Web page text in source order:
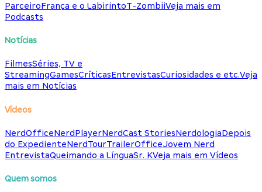
ParceiroFrança e o LabirintoT-ZombiiVeja mais em
Podcasts
Notícias
FilmesSéries, TV e
StreamingGamesCríticasEntrevistasCuriosidades e etc.Veja
mais em Notícias
Vídeos
NerdOfficeNerdPlayerNerdCast StoriesNerdologiaDepois
do ExpedienteNerdTourTrailerOfficeJovem Nerd
EntrevistaQueimando a LínguaSr. KVeja mais em Vídeos
Quem somos